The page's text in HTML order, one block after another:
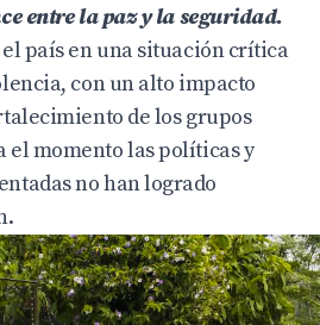
entre la paz y la seguridad.
país en una situación crítica
con un alto impacto
de los grupos
el momento las políticas y
no han logrado